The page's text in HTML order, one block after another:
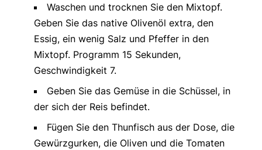
Waschen und trocknen Sie den Mixtopf.
Geben Sie das native Olivenöl extra, den
Essig, ein wenig Salz und Pfeffer in den
Mixtopf. Programm 15 Sekunden,
Geschwindigkeit 7.
Geben Sie das Gemüse in die Schüssel, in
der sich der Reis befindet.
Fügen Sie den Thunfisch aus der Dose, die
Gewürzgurken, die Oliven und die Tomaten